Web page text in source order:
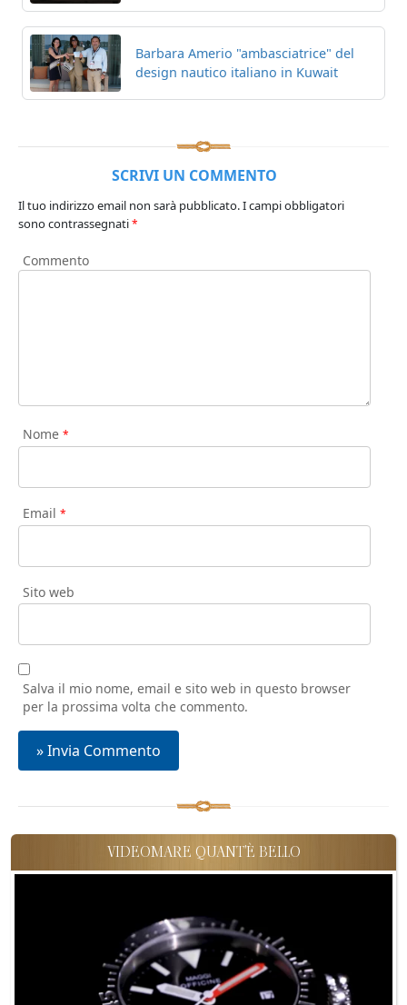
Barbara Amerio "ambasciatrice" del
design nautico italiano in Kuwait
SCRIVI UN COMMENTO
Il tuo indirizzo email non sarà pubblicato.I campi obbligatori
sono contrassegnati*
Commento
Nome *
Email *
Sito web
Salva il mio nome, email e sito web in questo browser
per la prossima volta che commento.
VIDEOMARE QUANT'È BELLO